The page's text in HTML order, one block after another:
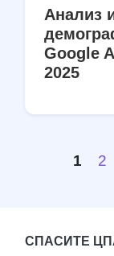
Анализ
Google
2025
1 2
СПАСИТЕ